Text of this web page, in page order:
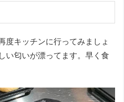
度キッチンに行ってみましょ
い匂いが漂ってます。早く食